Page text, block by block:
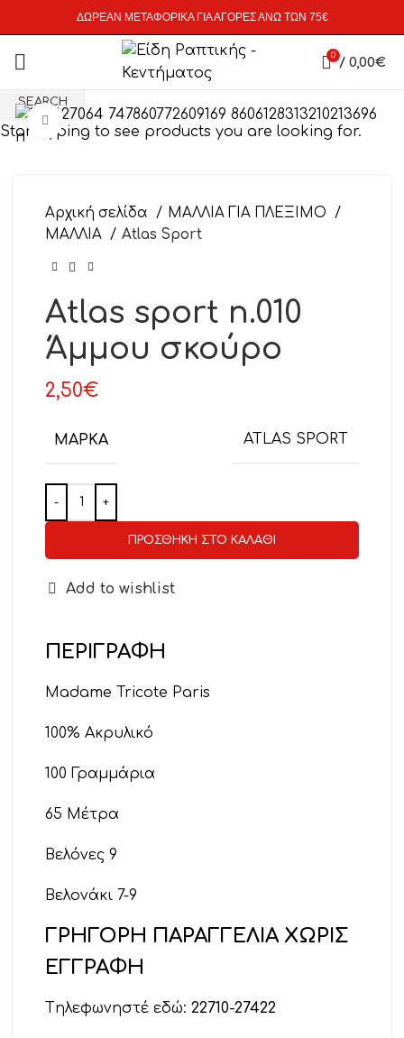
ΔΩΡΕΑΝ ΜΕΤΑΦΟΡΙΚΑ ΓΙΑ ΑΓΟΡΕΣ ΑΝΩ ΤΩΝ 75€
0 / 0,00€
Click to enlarge
Αρχική σελίδα
ΜΑΛΛΙΑ ΓΙΑ ΠΛΕΞΙΜΟ
ΜΑΛΛΙΑ
Atlas Sport
Atlas sport n.010
Άμμου σκούρο
2,50€
ΜΆΡΚΑ ATLAS SPORT
ΠΡΟΣΘΉΚΗ ΣΤΟ ΚΑΛΆΘΙ
Add to wishlist
ΠΕΡΙΓΡΑΦΉ
Madame Tricote Paris
100% Ακρυλικό
100 Γραμμάρια
65 Μέτρα
Βελόνες 9
Βελονάκι 7-9
ΓΡΗΓΟΡΗ ΠΑΡΑΓΓΕΛΙΑ ΧΩΡΙΣ
ΕΓΓΡΑΦΗ
Tηλεφωνηστέ εδώ: 22710-27422
SEARCH
Start typing to see products you are looking for.